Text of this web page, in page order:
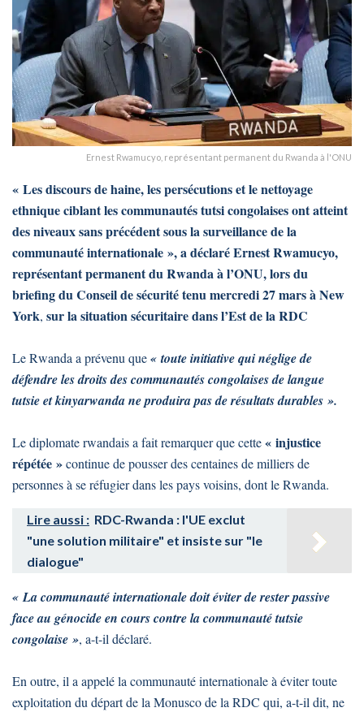
Ernest Rwamucyo, représentant permanent du Rwanda à l'ONU
« Les discours de haine, les persécutions et le nettoyage
ethnique ciblant les communautés tutsi congolaises ont atteint
des niveaux sans précédent sous la surveillance de la
communauté internationale », a déclaré Ernest Rwamucyo,
représentant permanent du Rwanda à l’ONU, lors du
briefing du Conseil de sécurité tenu mercredi 27 mars à New
York, sur la situation sécuritaire dans l’Est de la RDC
Le Rwanda a prévenu que« toute initiative qui néglige de
défendre les droits des communautés congolaises de langue
tutsie et kinyarwanda ne produira pas de résultats durables ».
Le diplomate rwandais a fait remarquer que cette« injustice
répétée »continue de pousser des centaines de milliers de
personnes à se réfugier dans les pays voisins, dont le Rwanda.
Lire aussi : RDC-Rwanda : l'UE exclut
"une solution militaire" et insiste sur "le
dialogue"
« La communauté internationale doit éviter de rester passive
face au génocide en cours contre la communauté tutsie
congolaise », a-t-il déclaré.
En outre, il a appelé la communauté internationale à éviter toute
exploitation du départ de la Monusco de la RDC qui, a-t-il dit, ne